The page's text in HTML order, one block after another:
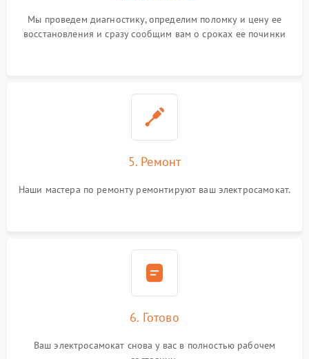
Мы проведем диагностику, определим поломку и цену ее
восстановления и сразу сообщим вам о сроках ее починки
5. Ремонт
Наши мастера по ремонту ремонтируют ваш электросамокат.
6. Готово
Ваш электросамокат снова у вас в полностью рабочем